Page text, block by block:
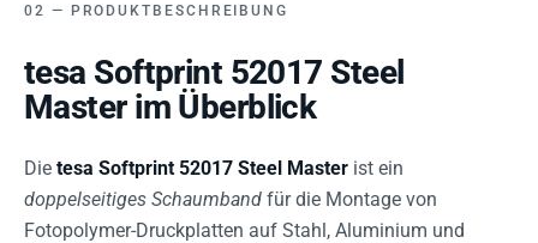
PRODUKTBESCHREIBUNG
tesa Softprint 52017 Steel
Master im Überblick
Die tesa Softprint 52017 Steel Master ist ein
doppelseitiges Schaumband für die Montage von
Fotopolymer-Druckplatten auf Stahl, Aluminium und